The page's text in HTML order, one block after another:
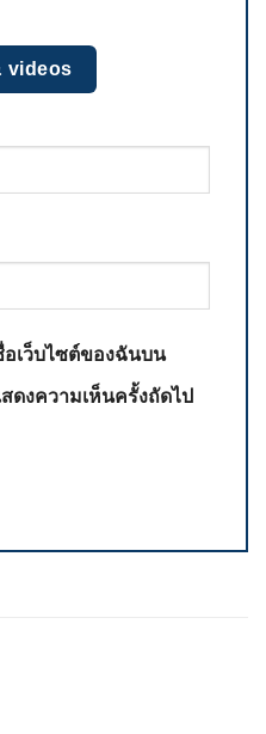
videos
เว็บไซต์ของฉันบน
ดงความเห็นครั้งถัดไป